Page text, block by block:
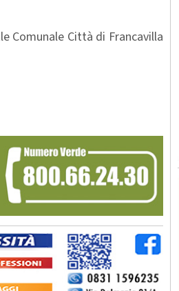
Comunale Città di Francavilla